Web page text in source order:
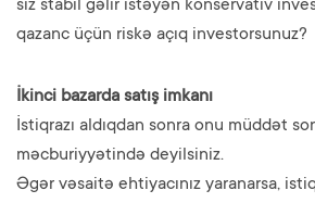
siz stabil gəlir istəyən konservativ
qazanc üçün riskə açıq investorsunuz?
İkinci bazarda satış imkanı
İstiqrazı aldıqdan sonra onu müddət
məcburiyyətində deyilsiniz.
Əgər vəsaitə ehtiyacınız yaranarsa,